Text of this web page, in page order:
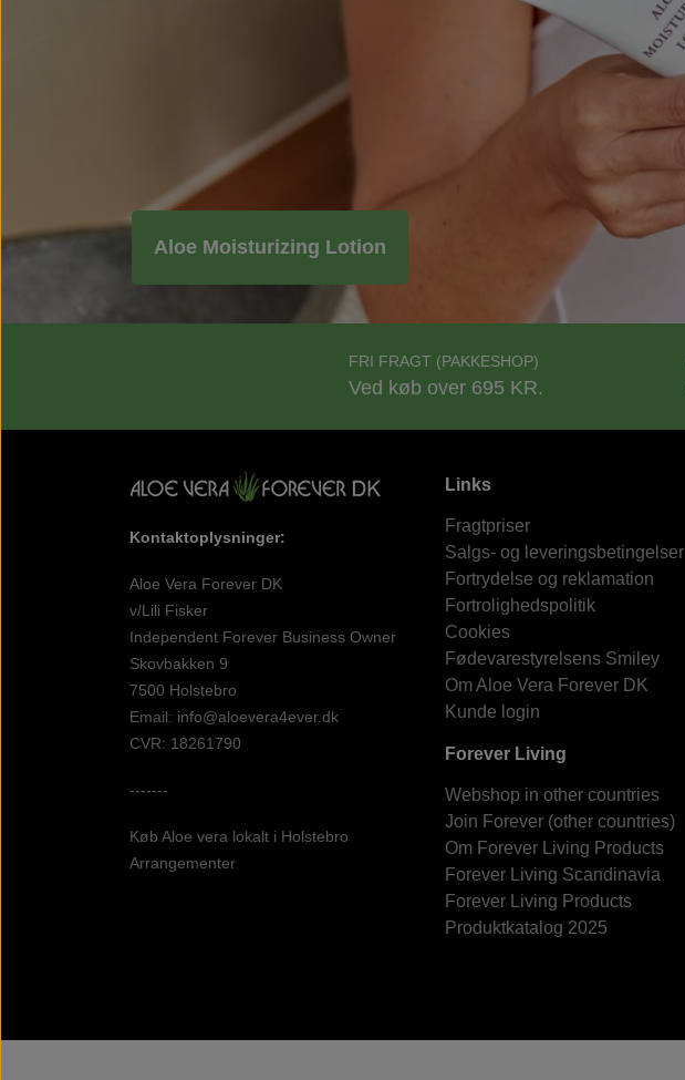
Aloe Moisturizing Lotion
FRI FRAGT (PAKKESHOP)
Ved køb over 695 KR.
Kontaktoplysninger:
Aloe Vera Forever DK
v/Lili Fisker
Independent Forever Business Owner
Skovbakken 9
7500 Holstebro
Email: info@aloevera4ever.dk
CVR: 18261790
-------
Køb Aloe vera lokalt i Holstebro
Arrangementer
Links
Fragtpriser
Salgs- og leveringsbetingelser
Fortrydelse og reklamation
Fortrolighedspolitik
Cookies
Fødevarestyrelsens Smiley
Om Aloe Vera Forever DK
Kunde login
Forever Living
Webshop in other countries
Join Forever (other countries)
Om Forever Living Products
Forever Living Scandinavia
Forever Living Products
Produktkatalog 2025